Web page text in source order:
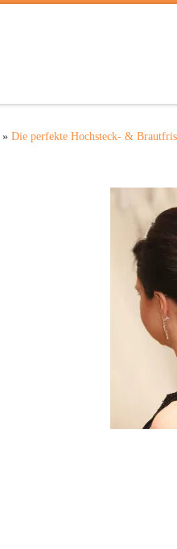
» Die perfekte Hochsteck- &